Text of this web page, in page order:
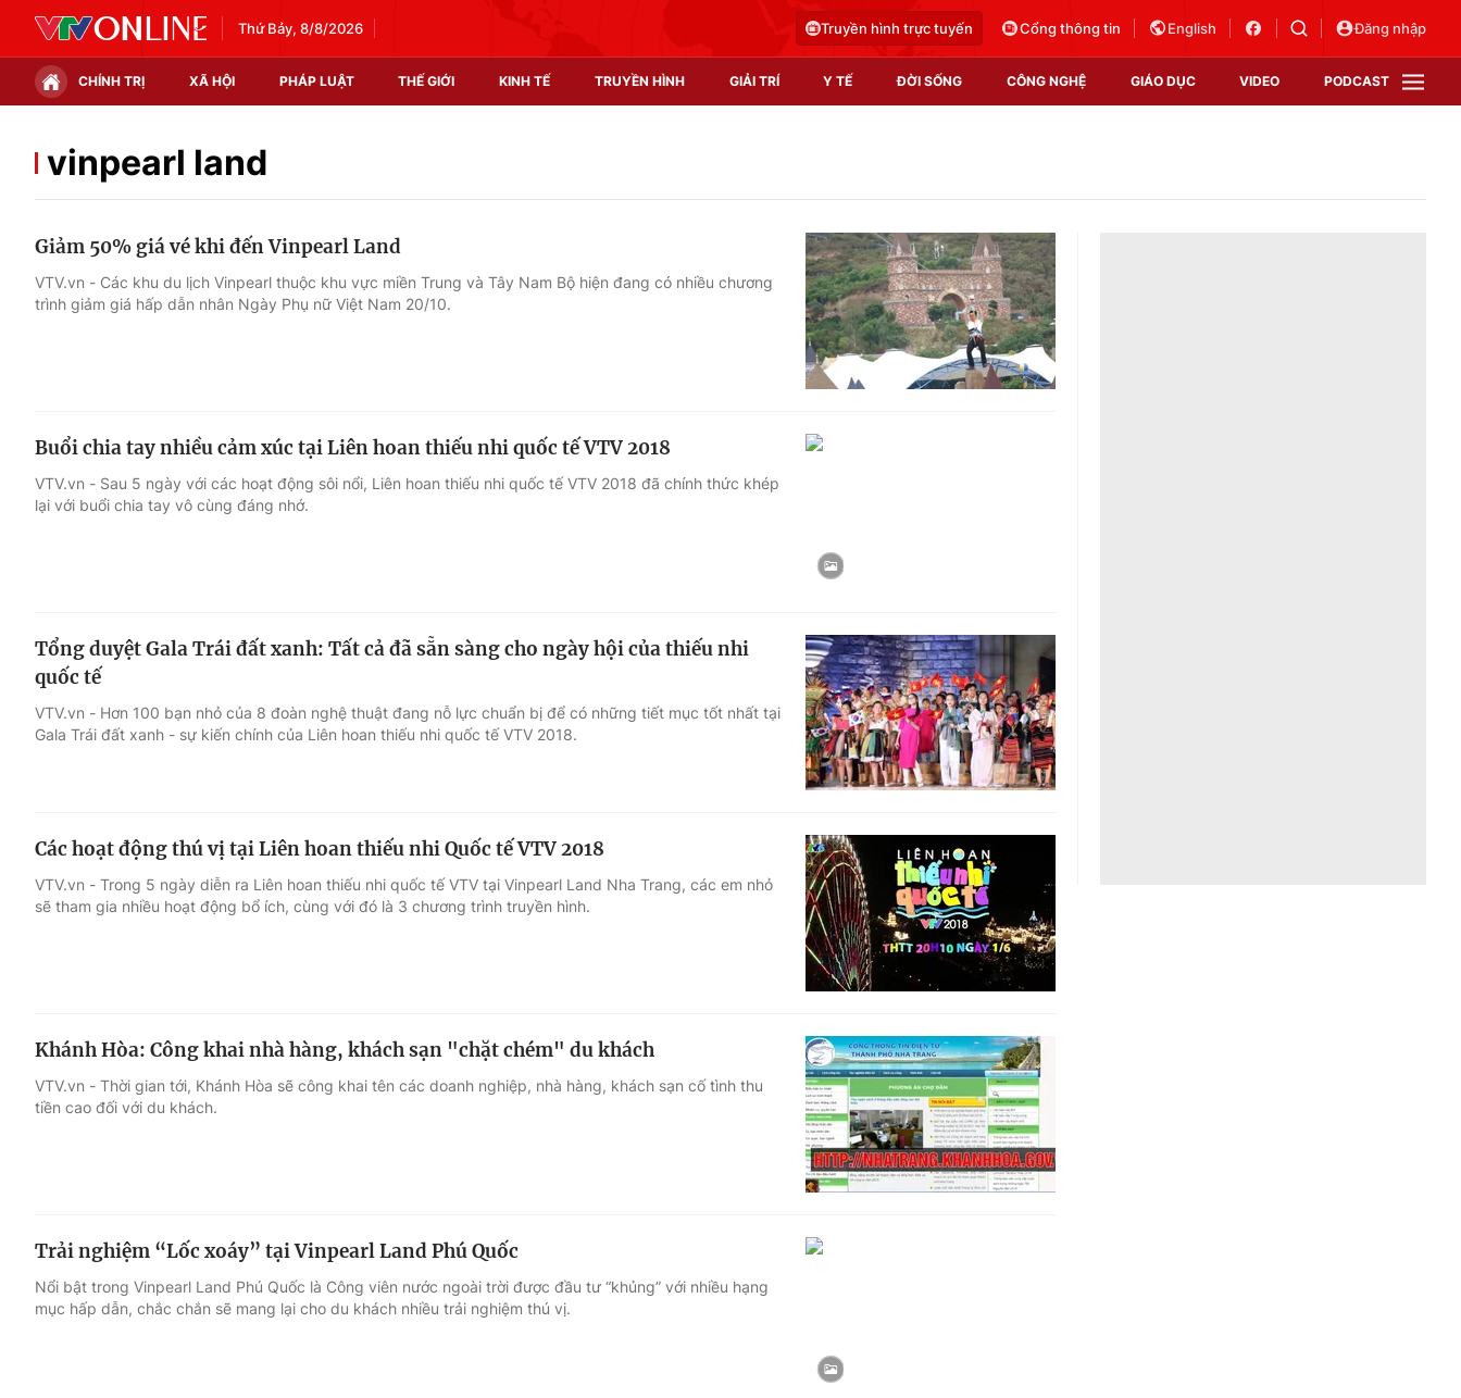
Thứ Bảy, 8/8/2026 Truyền hình trực tuyến Cổng thông tin English Đăng nhập
CHÍNH TRỊ XÃ HỘI PHÁP LUẬT THẾ GIỚI KINH TẾ TRUYỀN HÌNH GIẢI TRÍ Y TẾ ĐỜI SỐNG CÔNG NGHỆ GIÁO DỤC VIDEO PODCAST
Chính trị
Thế giới đó đây
Thị trường
Giải sao mai
Video
Shorts video
Podcast
EMagazine
Điện ảnh
Âm nhạc
Sao
Du lịch
Chất lượng cuộc sống
Tuyển sinh
Hitech Công nghệ tương lai
Sản phẩm
Thị trường
Tư vấn
VTV Sức khoẻ
vinpearl land
Giảm 50% giá vé khi đến Vinpearl Land
VTV.vn - Các khu du lịch Vinpearl thuộc khu vực miền Trung và Tây Nam Bộ hiện đang có nhiều chương
trình giảm giá hấp dẫn nhân Ngày Phụ nữ Việt Nam 20/10.
Buổi chia tay nhiều cảm xúc tại Liên hoan thiếu nhi quốc tế VTV 2018
VTV.vn - Sau 5 ngày với các hoạt động sôi nổi, Liên hoan thiếu nhi quốc tế VTV 2018 đã chính thức khép
lại với buổi chia tay vô cùng đáng nhớ.
Tổng duyệt Gala Trái đất xanh: Tất cả đã sẵn sàng cho ngày hội của thiếu nhi
quốc tế
VTV.vn - Hơn 100 bạn nhỏ của 8 đoàn nghệ thuật đang nỗ lực chuẩn bị để có những tiết mục tốt nhất tại
Gala Trái đất xanh - sự kiến chính của Liên hoan thiếu nhi quốc tế VTV 2018.
Các hoạt động thú vị tại Liên hoan thiếu nhi Quốc tế VTV 2018
VTV.vn - Trong 5 ngày diễn ra Liên hoan thiếu nhi quốc tế VTV tại Vinpearl Land Nha Trang, các em nhỏ
sẽ tham gia nhiều hoạt động bổ ích, cùng với đó là 3 chương trình truyền hình.
Khánh Hòa: Công khai nhà hàng, khách sạn "chặt chém" du khách
VTV.vn - Thời gian tới, Khánh Hòa sẽ công khai tên các doanh nghiệp, nhà hàng, khách sạn cố tình thu
tiền cao đối với du khách.
Trải nghiệm “Lốc xoáy” tại Vinpearl Land Phú Quốc
Nổi bật trong Vinpearl Land Phú Quốc là Công viên nước ngoài trời được đầu tư “khủng” với nhiều hạng
mục hấp dẫn, chắc chắn sẽ mang lại cho du khách nhiều trải nghiệm thú vị.